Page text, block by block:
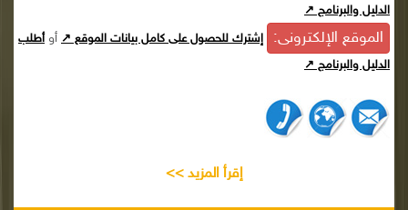
الدليل والبرنامج ↗
الموقع الإلكترونى: إشترك للحصول على كامل بيانات الموقع ↗ أوأطلب
الدليل والبرنامج ↗
إقرأ المزيد >>